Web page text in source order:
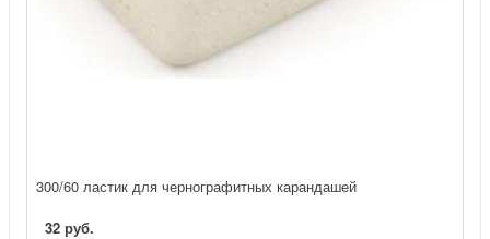
300/60 ластик для чернографитных карандашей
32 руб.